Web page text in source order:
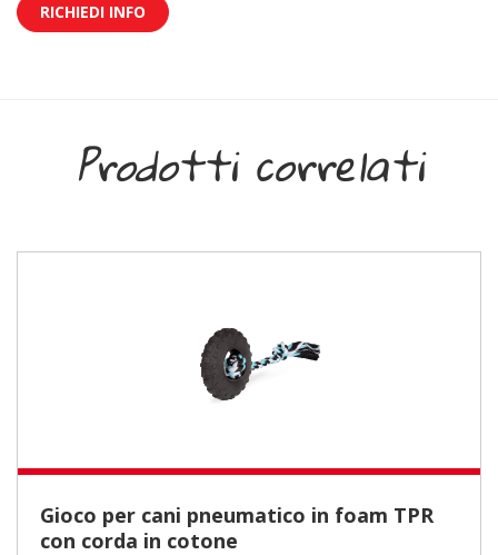
RICHIEDI INFO
Prodotti correlati
Gioco per cani pneumatico in foam TPR
con corda in cotone